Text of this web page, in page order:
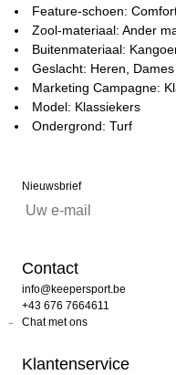
Feature-schoen:
Zool-materiaal: Ander
Buitenmateriaal:
Geslacht: Heren, Dames
Marketing Campagne:
Model: Klassiekers
Ondergrond: Turf
Nieuwsbrief
Contact
info@keepersport.be
+43 676 7664611
Chat met ons
Klantenservice